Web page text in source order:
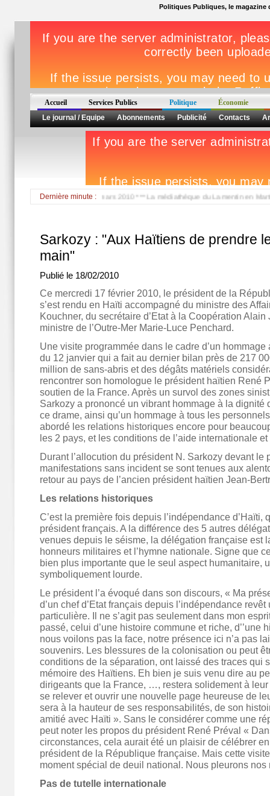
Politiques Publiques, le magazine
Accueil Services Publics Politique
Économie
Le journal / Equipe
Abonnements Publicité Contacts
Dernière minute :
Région le vendredi 26 mars 2010 *** La médiathèque du Lamentin en
Sarkozy : "Aux Haïtiens de prendre
main"
Publié le 18/02/2010
Ce mercredi 17 février 2010, le président de la
s’est rendu en Haïti accompagné du ministre des
Kouchner, du secrétaire d’Etat à la Coopération Alain
ministre de l’Outre-Mer Marie-Luce Penchard.
Une visite programmée dans le cadre d’un
du 12 janvier qui a fait au dernier bilan près de 217
million de sans-abris et des dégâts matériels
rencontrer son homologue le président haïtien René
soutien de la France. Après un survol des zones
Sarkozy a prononcé un vibrant hommage à la dignité
ce drame, ainsi qu’un hommage à tous les
abordé les relations historiques encore pour
les 2 pays, et les conditions de l’aide internationale
Durant l’allocution du président N. Sarkozy devant le
manifestations sans incident se sont tenues aux
retour au pays de l’ancien président haïtien Jean-
Les relations historiques
C’est la première fois depuis l’indépendance d’Haïti,
président français. A la différence des 5 autres
venues depuis le séisme, la délégation française est
honneurs militaires et l’hymne nationale. Signe que
bien plus importante que le seul aspect humanitaire,
symboliquement lourde.
Le président l’a évoqué dans son discours, « Ma
d’un chef d’Etat français depuis l’indépendance
particulière. Il ne s’agit pas seulement dans mon
passé, celui d’une histoire commune et riche, d’’une
nous voilons pas la face, notre présence ici n’a pas
souvenirs. Les blessures de la colonisation ou peut
conditions de la séparation, ont laissé des traces qui
mémoire des Haïtiens. Eh bien je suis venu dire au
dirigeants que la France, …, restera solidement à
se relever et ouvrir une nouvelle page heureuse de
sera à la hauteur de ses responsabilités, de son
amitié avec Haïti ». Sans le considérer comme une
peut noter les propos du président René Préval «
circonstances, cela aurait été un plaisir de célébrer
président de la République française. Mais cette
moment spécial de deuil national. Nous pleurons nos
Pas de tutelle internationale